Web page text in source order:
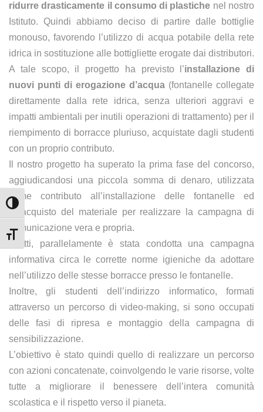
Attiva/disattiva alto contrasto
Attiva/disattiva dimensione testo
ridurre drasticamente il consumo di plastiche nel nostro
Istituto. Quindi abbiamo deciso di partire dalle bottiglie
monouso, favorendo l’utilizzo di acqua potabile della rete
idrica in sostituzione alle bottigliette erogate dai distributori.
A tale scopo, il progetto ha previsto l’installazione di
nuovi punti di erogazione d’acqua (fontanelle collegate
direttamente dalla rete idrica, senza ulteriori aggravi e
impatti ambientali per inutili operazioni di trattamento) per il
riempimento di borracce pluriuso, acquistate dagli studenti
con un proprio contributo.
Il nostro progetto ha superato la prima fase del concorso,
aggiudicandosi una piccola somma di denaro, utilizzata
come contributo all’installazione delle fontanelle ed
all’acquisto del materiale per realizzare la campagna di
comunicazione vera e propria.
Infatti, parallelamente è stata condotta una campagna
informativa circa le corrette norme igieniche da adottare
nell’utilizzo delle stesse borracce presso le fontanelle.
Inoltre, gli studenti dell’indirizzo informatico, formati
attraverso un percorso di video-making, si sono occupati
delle fasi di ripresa e montaggio della campagna di
sensibilizzazione.
L’obiettivo è stato quindi quello di realizzare un percorso
con azioni concatenate, coinvolgendo le varie risorse, volte
tutte a migliorare il benessere dell’intera comunità
scolastica e il rispetto verso il pianeta.